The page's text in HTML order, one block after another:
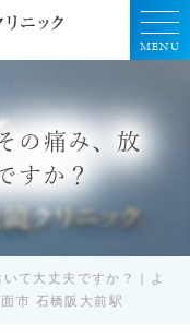
MENU
の痛み、放
すか？
て大丈夫ですか？｜よ
市 石橋阪大前駅